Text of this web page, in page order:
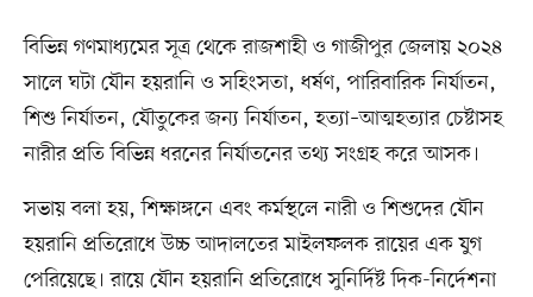
বিভিন্ন গণমাধ্যমের সূত্র থেকে রাজশাহী ও গাজীপুর জেলায় ২০২৪
সালে ঘটা যৌন হয়রানি ও সহিংসতা, ধর্ষণ, পারিবারিক নির্যাতন,
শিশু নির্যাতন, যৌতুকের জন্য নির্যাতন, হত্যা–আত্মহত্যার চেষ্টাসহ
নারীর প্রতি বিভিন্ন ধরনের নির্যাতনের তথ্য সংগ্রহ করে আসক।
সভায় বলা হয়, শিক্ষাঙ্গনে এবং কর্মস্থলে নারী ও শিশুদের যৌন
হয়রানি প্রতিরোধে উচ্চ আদালতের মাইলফলক রায়ের এক যুগ
পেরিয়েছে। রায়ে যৌন হয়রানি প্রতিরোধে সুনির্দিষ্ট দিক-নির্দেশনা